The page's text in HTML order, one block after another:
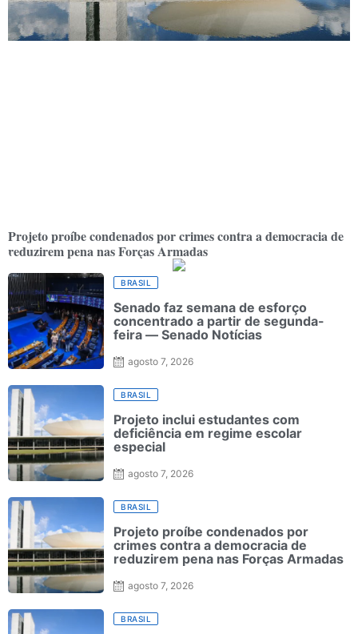
Projeto proíbe condenados por crimes contra a democracia de
reduzirem pena nas Forças Armadas
BRASIL
Senado faz semana de esforço
concentrado a partir de segunda-
feira — Senado Notícias
agosto 7, 2026
BRASIL
Projeto inclui estudantes com
deficiência em regime escolar
especial
agosto 7, 2026
BRASIL
Projeto proíbe condenados por
crimes contra a democracia de
reduzirem pena nas Forças Armadas
agosto 7, 2026
BRASIL